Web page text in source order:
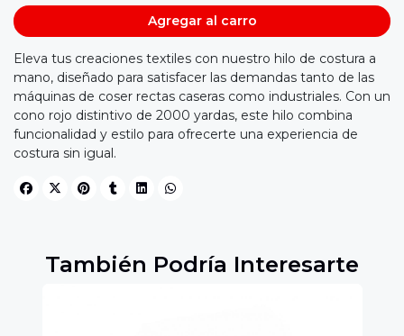
Agregar al carro
Eleva tus creaciones textiles con nuestro hilo de costura a
mano, diseñado para satisfacer las demandas tanto de las
máquinas de coser rectas caseras como industriales. Con un
cono rojo distintivo de 2000 yardas, este hilo combina
funcionalidad y estilo para ofrecerte una experiencia de
costura sin igual.
También Podría Interesarte